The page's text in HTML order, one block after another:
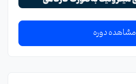
مشاهده دوره